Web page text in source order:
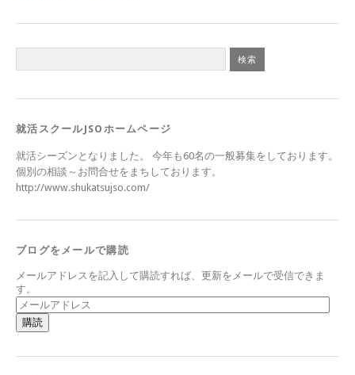
就活スクールJSOホームページ
就活シーズンとなりました。 今年も60名の一般募集をしております。
個別の相談～お問合せをまちしております。
http://www.shukatsujso.com/
ブログをメールで購読
メールアドレスを記入して購読すれば、更新をメールで受信できま
す。
メ
ー
ル
ド